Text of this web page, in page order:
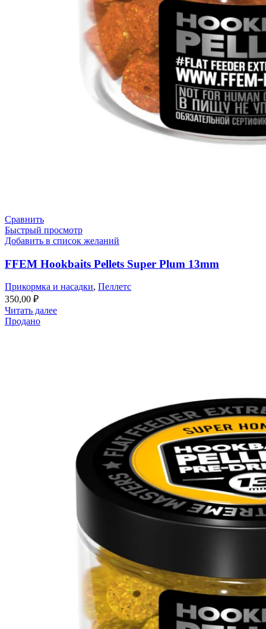
Сравнить
Быстрый просмотр
Добавить в список желаний
FFEM Hookbaits Pellets Super Plum 13mm
Прикормка и насадки, Пеллетс
350,00 ₽
Читать далее
Продано